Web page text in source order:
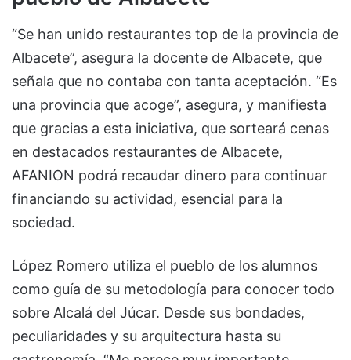
“Se han unido restaurantes top de la provincia de
Albacete”, asegura la docente de Albacete, que
señala que no contaba con tanta aceptación. “Es
una provincia que acoge”, asegura, y manifiesta
que gracias a esta iniciativa, que sorteará cenas
en destacados restaurantes de Albacete,
AFANION podrá recaudar dinero para continuar
financiando su actividad, esencial para la
sociedad.
López Romero utiliza el pueblo de los alumnos
como guía de su metodología para conocer todo
sobre Alcalá del Júcar. Desde sus bondades,
peculiaridades y su arquitectura hasta su